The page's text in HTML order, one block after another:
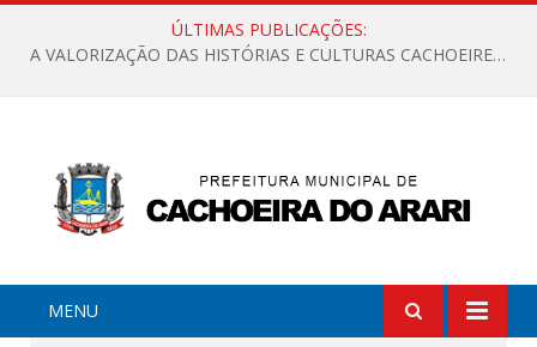
ÚLTIMAS PUBLICAÇÕES:
A VALORIZAÇÃO DAS HISTÓRIAS E CULTURAS CACHOEIRENSES
MENU